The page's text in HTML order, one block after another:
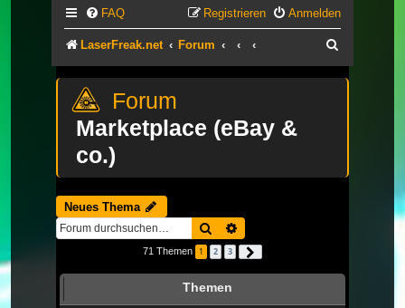
FAQ Anmelden
Registrieren
LaserFreak.net Forum
Marketplace (eBay &
co.)
Neues Thema
Suche
71 Themen 1 2 3
Themen